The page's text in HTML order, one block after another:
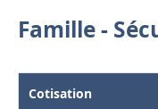
Famille -
Cotisation